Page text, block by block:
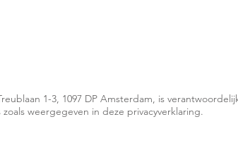
1-3, 1097 DP Amsterdam, is
weergegeven in deze privacyverklaring.